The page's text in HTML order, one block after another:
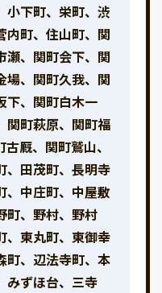
小下町、栄町、渋
内町、住山町、関
瀬、関町会下、関
場、関町久我、関
下、関町白木一
関町萩原、関町福
厩、関町鷲山、
、田茂町、長明寺
、中庄町、中屋敷
町、野村、野村
、東丸町、東御幸
町、辺法寺町、本
みずほ台、三寺